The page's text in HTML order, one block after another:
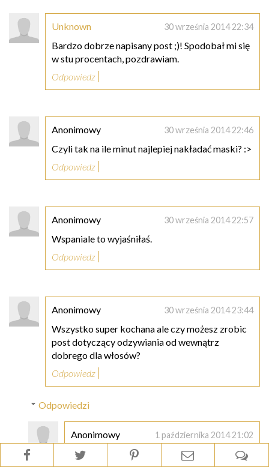
Unknown 30 września 2014 22:34
Bardzo dobrze napisany post ;)! Spodobał mi się
w stu procentach, pozdrawiam.
Odpowiedz
Anonimowy 30 września 2014 22:46
Czyli tak na ile minut najlepiej nakładać maski? :>
Odpowiedz
Anonimowy 30 września 2014 22:57
Wspaniale to wyjaśniłaś.
Odpowiedz
Anonimowy 30 września 2014 23:44
Wszystko super kochana ale czy możesz zrobic
post dotyczący odzywiania od wewnątrz
dobrego dla włosów?
Odpowiedz
Odpowiedzi
Anonimowy 1 października 2014 21:02
Taak to świetny pomysł!! Pozdrawiam:D